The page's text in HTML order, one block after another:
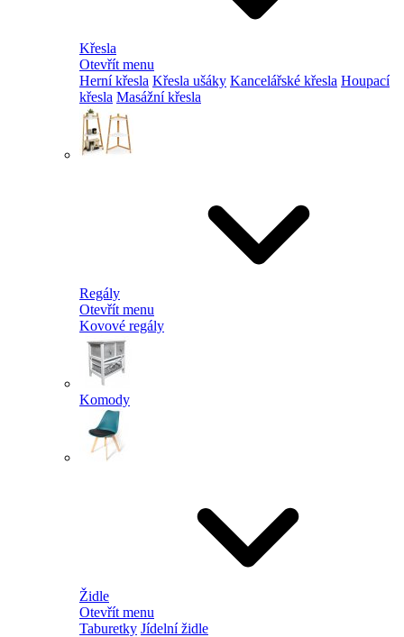
Křesla
Otevřít menu
Herní křesla Křesla ušáky Kancelářské křesla Houpací
křesla Masážní křesla
Regály
Otevřít menu
Kovové regály
Komody
Židle
Otevřít menu
Taburetky Jídelní židle